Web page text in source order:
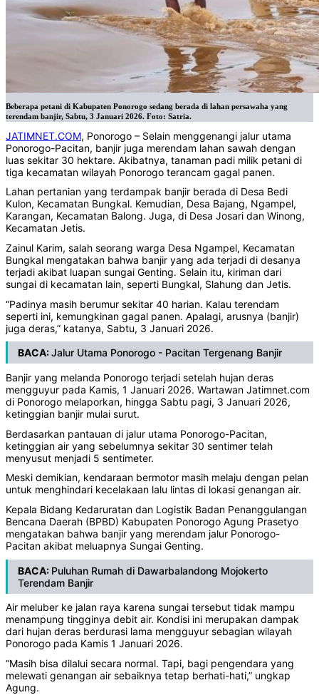
Beberapa petani di Kabupaten Ponorogo sedang berada di lahan persawaha yang
terendam banjir, Sabtu, 3 Januari 2026. Foto: Satria.
JATIMNET.COM, Ponorogo – Selain menggenangi jalur utama
Ponorogo-Pacitan, banjir juga merendam lahan sawah dengan
luas sekitar 30 hektare. Akibatnya, tanaman padi milik petani di
tiga kecamatan wilayah Ponorogo terancam gagal panen.
Lahan pertanian yang terdampak banjir berada di Desa Bedi
Kulon, Kecamatan Bungkal. Kemudian, Desa Bajang, Ngampel,
Karangan, Kecamatan Balong. Juga, di Desa Josari dan Winong,
Kecamatan Jetis.
Zainul Karim, salah seorang warga Desa Ngampel, Kecamatan
Bungkal mengatakan bahwa banjir yang ada terjadi di desanya
terjadi akibat luapan sungai Genting. Selain itu, kiriman dari
sungai di kecamatan lain, seperti Bungkal, Slahung dan Jetis.
“Padinya masih berumur sekitar 40 harian. Kalau terendam
seperti ini, kemungkinan gagal panen. Apalagi, arusnya (banjir)
juga deras,” katanya, Sabtu, 3 Januari 2026.
BACA:Jalur Utama Ponorogo - Pacitan Tergenang Banjir
Banjir yang melanda Ponorogo terjadi setelah hujan deras
mengguyur pada Kamis, 1 Januari 2026. Wartawan Jatimnet.com
di Ponorogo melaporkan, hingga Sabtu pagi, 3 Januari 2026,
ketinggian banjir mulai surut.
Berdasarkan pantauan di jalur utama Ponorogo-Pacitan,
ketinggian air yang sebelumnya sekitar 30 sentimer telah
menyusut menjadi 5 sentimeter.
Meski demikian, kendaraan bermotor masih melaju dengan pelan
untuk menghindari kecelakaan lalu lintas di lokasi genangan air.
Kepala Bidang Kedaruratan dan Logistik Badan Penanggulangan
Bencana Daerah (BPBD) Kabupaten Ponorogo Agung Prasetyo
mengatakan bahwa banjir yang merendam jalur Ponorogo-
Pacitan akibat meluapnya Sungai Genting.
BACA: Puluhan Rumah di Dawarbalandong Mojokerto
Terendam Banjir
Air meluber ke jalan raya karena sungai tersebut tidak mampu
menampung tingginya debit air. Kondisi ini merupakan dampak
dari hujan deras berdurasi lama mengguyur sebagian wilayah
Ponorogo pada Kamis 1 Januari 2026.
“Masih bisa dilalui secara normal. Tapi, bagi pengendara yang
melewati genangan air sebaiknya tetap berhati-hati,” ungkap
Agung.